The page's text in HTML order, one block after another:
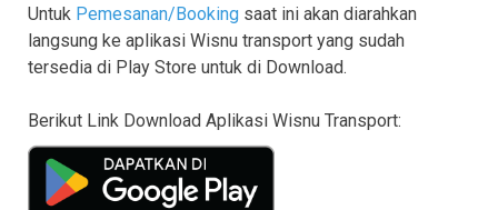
Untuk Pemesanan/Booking saat ini akan diarahkan
langsung ke aplikasi Wisnu transport yang sudah
tersedia di Play Store untuk di Download.
Berikut Link Download Aplikasi Wisnu Transport: